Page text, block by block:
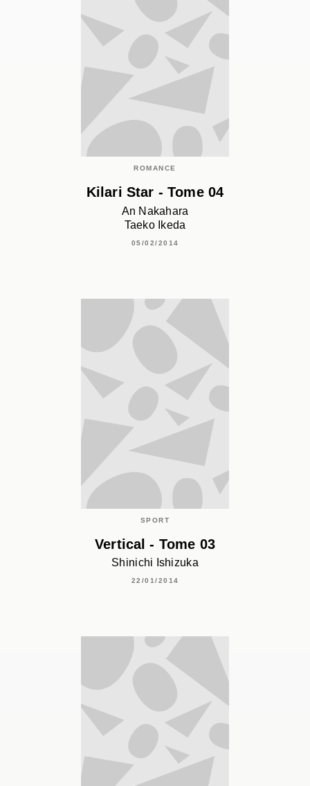
ROMANCE
Kilari Star - Tome 04
An Nakahara
Taeko Ikeda
05/02/2014
SPORT
Vertical - Tome 03
Shinichi Ishizuka
22/01/2014